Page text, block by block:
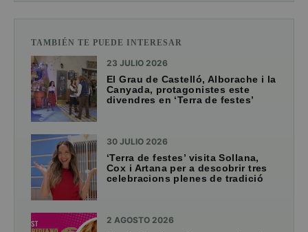
TAMBIÉN TE PUEDE INTERESAR
23 JULIO 2026
El Grau de Castelló, Alborache i la
Canyada, protagonistes este
divendres en ‘Terra de festes’
30 JULIO 2026
‘Terra de festes’ visita Sollana,
Cox i Artana per a descobrir tres
celebracions plenes de tradició
2 AGOSTO 2026